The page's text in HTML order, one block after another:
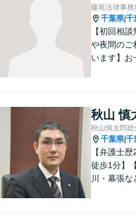
藤尾法律事務
千葉県|千
【初回相
や夜間のご
います】お
秋山 慎
秋山慎太郎
千葉県|千
【弁護士
徒歩1分】
川・幕張な